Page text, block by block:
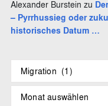
Alexander Burstein zu
– Pyrrhussieg oder
historisches Datum …
h